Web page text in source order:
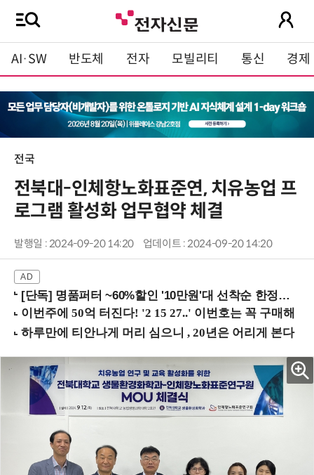
AI·SW 반도체 전자 모빌리티 통신 경제
전국
전북대-인체항노화표준연, 치유농업 프
로그램 활성화 업무협약 체결
발행일 : 2024-09-20 14:20 업데이트 : 2024-09-20 14:20
[단독] 명품퍼터 ~60%할인 '10만원'대 선착순 한정판매!